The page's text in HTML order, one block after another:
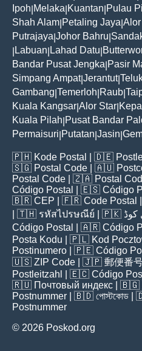
Ipoh Melaka Kuantan Pulau
Shah Alam Petaling Jaya
Putrajaya Johor Bahru
Labuan Lahad Datu
Bandar Pusat Jengka Pasir
Simpang Ampat|Jerantut|
Gambang Temerloh Raub
Kuala Kangsar Alor Star
Kuala Pilah Pusat Bandar
Permaisuri Putatan Jasin
🇵🇭 Kode Postal | 🇩🇪
🇸🇬 Postal Code | 🇦🇺
Postal Code | 🇿🇦 Postal
Código Postal
| 🇪🇸 Código
🇧🇷 CEP | 🇫🇷 Code Postal
| 🇹🇭 รหัสไปรษณีย์ | 🇵🇰 کوڈ
Código Postal
| 🇦🇷 Código
Posta Kodu | 🇵🇱 Kod
Postinumero | 🇵🇪 Código
🇺🇸 ZIP Code | 🇯🇵 郵便番
Postleitzahl
| 🇪🇨 Código
🇷🇺 Почтовый индекс | 🇧🇬
Postnummer | 🇧🇩 পোস্টকোড |
Postnummer
© 2026 Poskod.org